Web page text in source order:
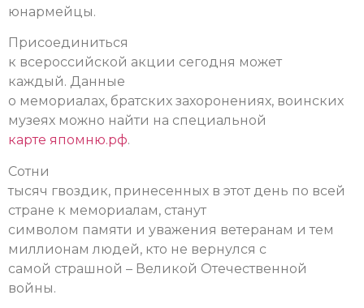
юнармейцы.
Присоединиться
к всероссийской акции сегодня может
каждый. Данные
о мемориалах, братских захоронениях, воинских
музеях можно найти на специальной
карте япомню.рф.
Сотни
тысяч гвоздик, принесенных в этот день по всей
стране к мемориалам, станут
символом памяти и уважения ветеранам и тем
миллионам людей, кто не вернулся с
самой страшной – Великой Отечественной
войны.